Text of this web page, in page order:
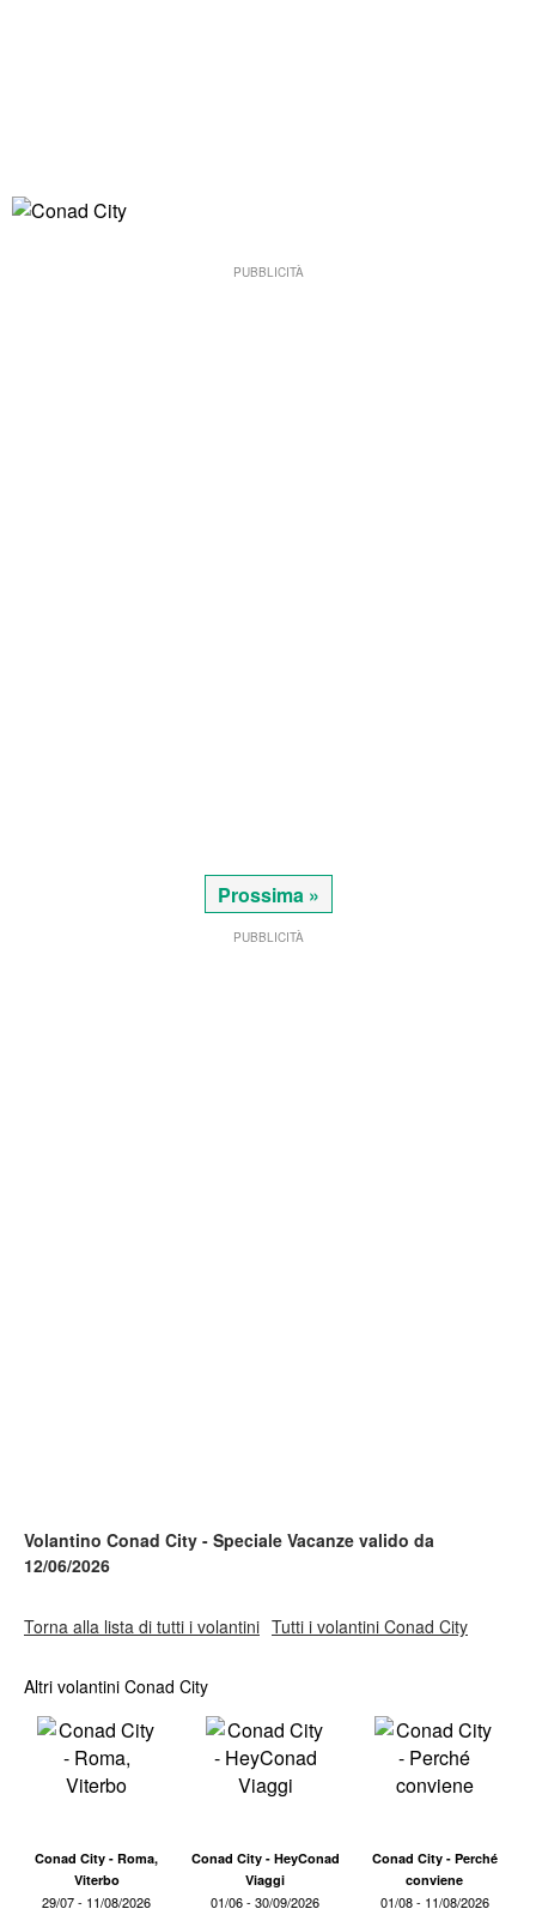
PUBBLICITÀ
Prossima »
PUBBLICITÀ
Volantino Conad City - Speciale Vacanze valido da
12/06/2026
Torna alla lista di tutti i volantini Tutti i volantini Conad City
Altri volantini Conad City
Conad City - Roma,
Viterbo
29/07 - 11/08/2026
Conad City - HeyConad
Viaggi
01/06 - 30/09/2026
Conad City - Perché
conviene
01/08 - 11/08/2026